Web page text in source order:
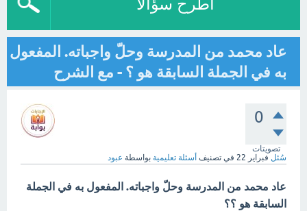
اطرح سؤالاً
عاد محمد من المدرسة وحلّ واجباته. المفعول
به في الجملة السابقة هو ؟ - مع الشرح
0
تصويتات
سُئل فبراير 22 في تصنيف أسئلة تعليمية بواسطة عبود
عاد محمد من المدرسة وحلّ واجباته. المفعول به في الجملة
السابقة هو ؟؟